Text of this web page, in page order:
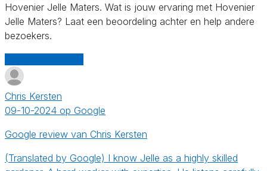
Hovenier Jelle Maters. Wat is jouw ervaring met Hovenier
Jelle Maters? Laat een beoordeling achter en help andere
bezoekers.
Chris Kersten
09-10-2024 op Google
Google review van Chris Kersten
(Translated by Google) I know Jelle as a highly skilled